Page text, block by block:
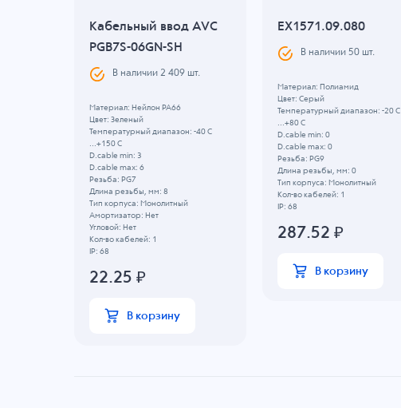
Кабельный ввод AVC
PGB7S-06GN-SH
В наличии2 409 шт.
Материал: Нейлон PA66
Цвет: Зеленый
Температурный диапазон: -40 C
...+150 C
D.cable min: 3
D.cable max: 6
Резьба: PG7
Длина резьбы, мм: 8
Тип корпуса: Монолитный
Амортизатор: Нет
Угловой: Нет
Кол-во кабелей: 1
IP: 68
22.25 ₽
В корзину
EX1571.09.080
В наличии 50 шт.
Материал: Полиамид
Цвет: Серый
Температурный диапазон: -20 C
...+80 C
D.cable min: 0
D.cable max: 0
Резьба: PG9
Длина резьбы, мм: 0
Тип корпуса: Монолитный
Кол-во кабелей: 1
IP: 68
287.52 ₽
В корзину